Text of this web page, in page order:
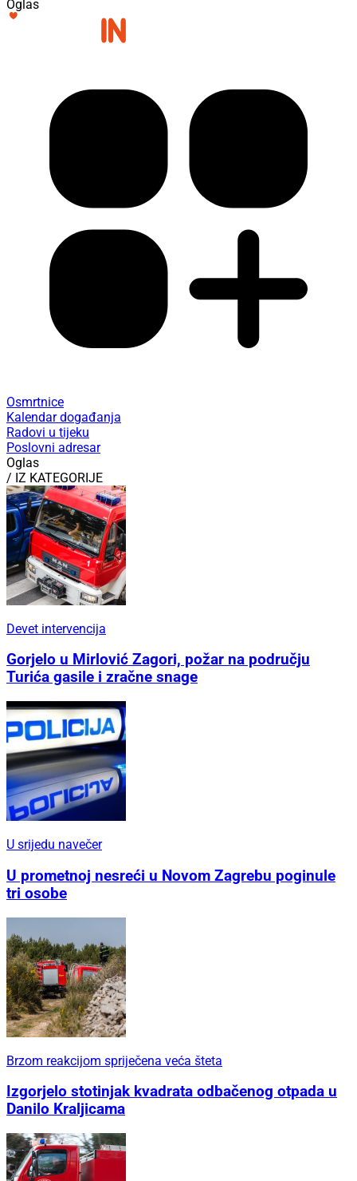
Oglas
Osmrtnice
Kalendar događanja
Radovi u tijeku
Poslovni adresar
Oglas
/ IZ KATEGORIJE
Devet intervencija
Gorjelo u Mirlović Zagori, požar na području
Turića gasile i zračne snage
U srijedu navečer
U prometnoj nesreći u Novom Zagrebu poginule
tri osobe
Brzom reakcijom spriječena veća šteta
Izgorjelo stotinjak kvadrata odbačenog otpada u
Danilo Kraljicama